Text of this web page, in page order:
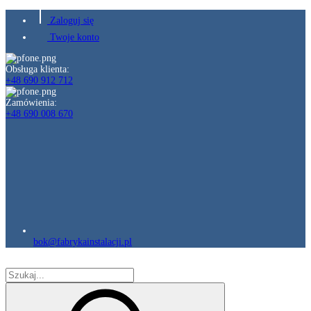
Zaloguj się
Twoje konto
Obsługa klienta:
+48 690 912 712
Zamówienia:
+48 690 008 670
bok@fabrykainstalacji.pl